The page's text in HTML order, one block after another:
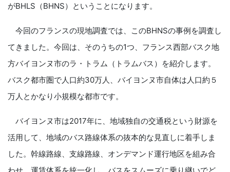
がBHLS（BHNS）ということになります。
今回のフランスの現地調査では、このBHNSの事例を調査し
てきました。今回は、そのうちの1つ、フランス西部バスク地
方バイヨンヌ市のラ・トラム（トラムバス）を紹介します。
バスク都市圏で人口約30万人、バイヨンヌ市自体は人口約５
万人とかなり小規模な都市です。
バイヨンヌ市は2017年に、地域独自の交通税という財源を
活用して、地域のバス路線体系の抜本的な見直しに着手しま
した。幹線路線、支線路線、オンデマンド運行地区を組み合